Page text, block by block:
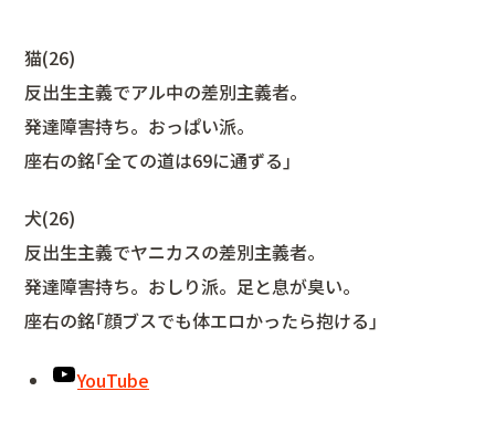
猫(26)
反出生主義でアル中の差別主義者。
発達障害持ち。おっぱい派。
座右の銘｢全ての道は69に通ずる｣
犬(26)
反出生主義でヤニカスの差別主義者。
発達障害持ち。おしり派。足と息が臭い。
座右の銘｢顔ブスでも体エロかったら抱ける｣
YouTube